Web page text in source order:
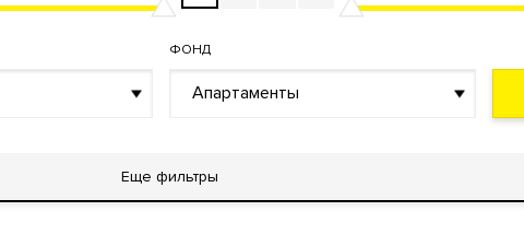
ФОНД
Апартаменты
Еще фильтры